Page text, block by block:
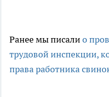
Ранее мы писалио
трудовой инспекции,
права работника